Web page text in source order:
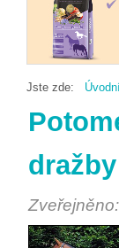
Jste zde: